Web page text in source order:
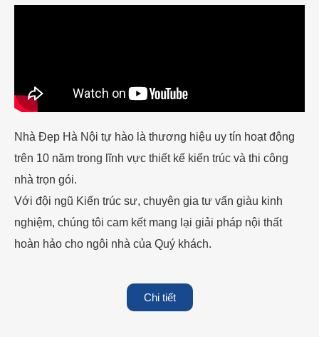
Nhà Đẹp Hà Nội tự hào là thương hiệu uy tín hoạt động
trên 10 năm trong lĩnh vực thiết kế kiến trúc và thi công
nhà trọn gói.
Với đội ngũ Kiến trúc sư, chuyên gia tư vấn giàu kinh
nghiệm, chúng tôi cam kết mang lại giải pháp nội thất
hoàn hảo cho ngôi nhà của Quý khách.
Chi tiết